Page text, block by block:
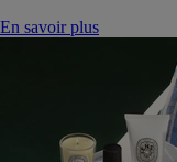
En savoir plus